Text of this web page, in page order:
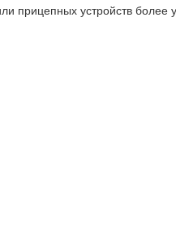
прицепных устройств более